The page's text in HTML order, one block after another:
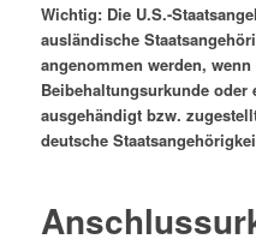
Wichtig: Die U.S.-
ausländische
angenommen werden,
Beibehaltungsurkunde
ausgehändigt bzw.
deutsche